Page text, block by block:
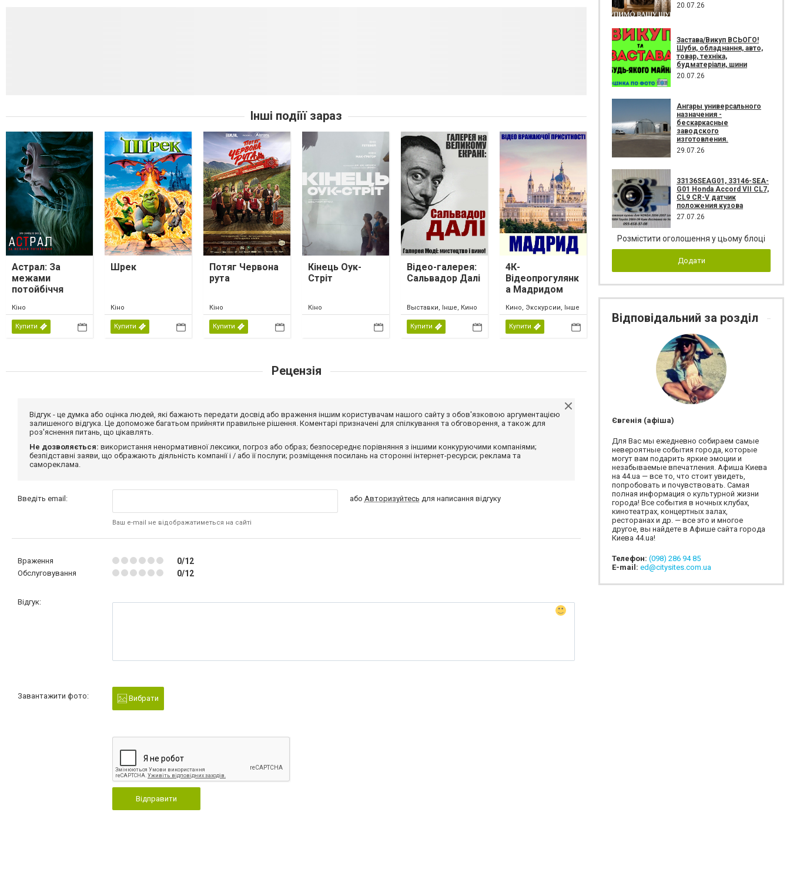
Інші подіїї зараз
Астрал: За
межами
потойбіччя
Кіно
Купити
Шрек
Кіно
Купити
Потяг Червона
рута
Кіно
Купити
Кінець Оук-
Стріт
Кіно
Відео-галерея:
Сальвадор Далі
Выставки, Інше, Кино
Купити
4К-
Відеопрогулянк
а Мадридом
Кино, Экскурсии, Інше
Купити
Рецензія
Відгук - це думка або оцінка людей, які бажають передати досвід або враження іншим користувачам нашого сайту з обов'язковою аргументацією
залишеного відгука. Це допоможе багатьом прийняти правильне рішення. Коментарі призначені для спілкування та обговорення, а також для
роз'яснення питань, що цікавлять.
Не дозволяється: використання ненормативної лексики, погроз або образ; безпосереднє порівняння з іншими конкуруючими компаніями;
безпідставні заяви, що ображають діяльність компанії і / або її послуги; розміщення посилань на сторонні інтернет-ресурси; реклама та
самореклама.
Введіть email:
Ваш e-mail не відображатиметься на сайті
або Авторизуйтесь для написання відгуку
Враження 0/12
Обслуговування 0/12
Відгук:
Завантажити фото: Вибрати
Відправити
20.07.26
Застава/Викуп ВСЬОГО!
Шуби, обладнання, авто,
товар, техніка,
будматеріали, шини
20.07.26
Ангары универсального
назначения -
бескаркасные
заводского
изготовления.
29.07.26
33136SEAG01, 33146-SEA-
G01 Honda Accord VII CL7,
CL9 CR-V датчик
положения кузова
27.07.26
Розмістити оголошення у цьому блоці
Додати
Відповідальний за розділ
Євгенія (афіша)
Для Вас мы ежедневно собираем самые
невероятные события города, которые
могут вам подарить яркие эмоции и
незабываемые впечатления. Афиша Киева
на 44.ua — все то, что стоит увидеть,
попробовать и почувствовать. Самая
полная информация о культурной жизни
города! Все события в ночных клубах,
кинотеатрах, концертных залах,
ресторанах и др. — все это и многое
другое, вы найдете в Афише сайта города
Киева 44.ua!
Телефон: (098) 286 94 85
E-mail: ed@citysites.com.ua